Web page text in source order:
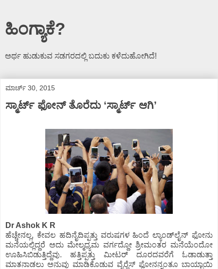
ಹಿಂಗ್ಯಾಕೆ?
ಅರ್ಥ ಹುಡುಕುವ ಸಡಗರದಲ್ಲಿ ಬದುಕು ಕಳೆದುಹೋಗಿದೆ!
ಮಾರ್ಚ್ 30, 2015
ಸ್ಮಾರ್ಟ್ ಫೋನ್ ತೊರೆದು ‘ಸ್ಮಾರ್ಟ್ ಆಗಿ’
Dr Ashok K R
ಹೆಚ್ಚೇನಲ್ಲ, ಕೇವಲ ಹದಿನೈದಿಪ್ಪತ್ತು ವರುಷಗಳ ಹಿಂದೆ ಲ್ಯಾಂಡ್‍ಲೈನ್ ಫೋನು
ಮನೆಯಲ್ಲಿದ್ದರೆ ಅದು ಮೇಲ್ಮಧ್ಯಮ ವರ್ಗದ್ದೋ ಶ್ರೀಮಂತರ ಮನೆಯೆಂದೋ
ಊಹಿಸಿಬಿಡುತ್ತಿದ್ದೆವು. ಹತ್ತಿಪ್ಪತ್ತು ಮೀಟರ್ ದೂರದವರೆಗೆ ಓಡಾಡುತ್ತಾ
ಮಾತನಾಡಲು ಅನುವು ಮಾಡಿಕೊಡುವ ವೈರ್‍ಲೆಸ್ ಫೋನನ್ನಂತೂ ಬಾಯ್ಬಾಯಿ